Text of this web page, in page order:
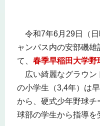
令和7年6月29日（日
ャンパス内の安部磯
て、 春季早稲田大学野
広い綺麗なグラウン
の小学生（3,4年）は
から、硬式少年野球チ
球部の学生から指導を